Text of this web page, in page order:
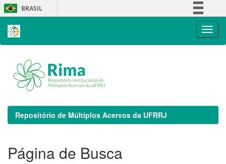
Skip
navigation
BRASIL
Repositório de Múltiplos Acervos da UFRRJ
Página de Busca